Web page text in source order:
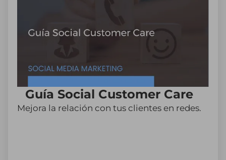
Guía Social Customer Care
Mejora la relación con tus clientes en redes.